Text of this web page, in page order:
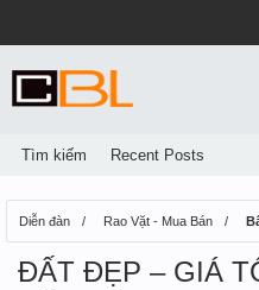
Diễn đàn Rao Vặt - Mua Bán
ĐẤT ĐẸP – GIÁ
Tìm kiếm Recent Posts